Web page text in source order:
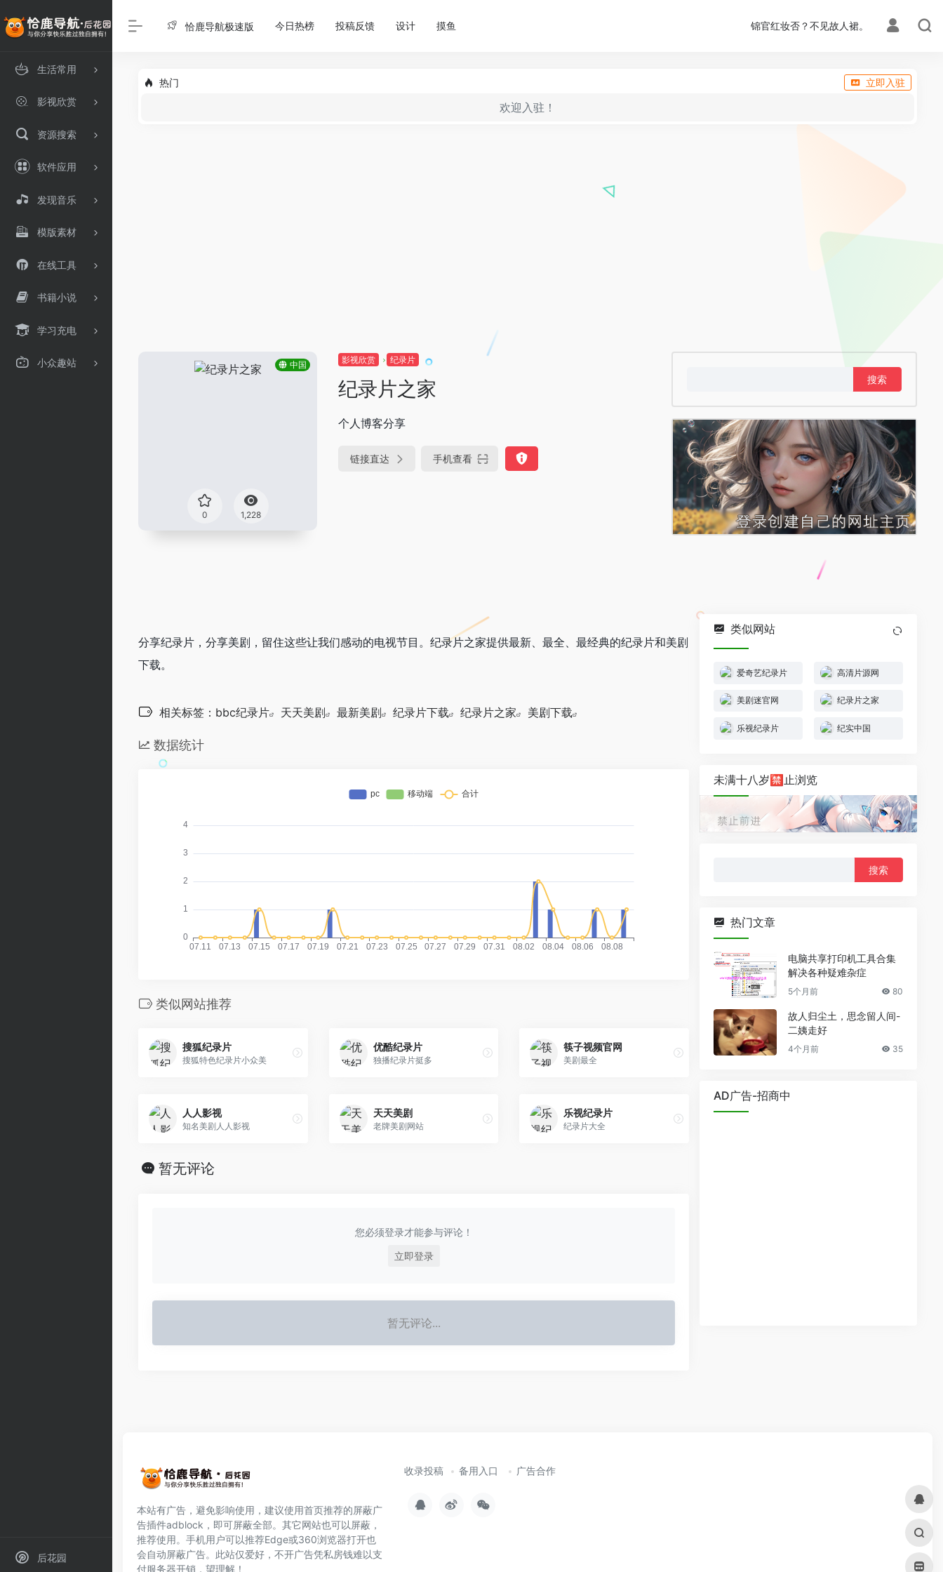
生活常用
影视欣赏
资源搜索
软件应用
发现音乐
模版素材
在线工具
书籍小说
学习充电
小众趣站
后花园
恰鹿导航极速版 今日热榜 投稿反馈 设计 摸鱼 锦官红妆否？不见故人裙。
热门 立即入驻
欢迎入驻！
中国
0 1,228
影视欣赏 纪录片
纪录片之家
个人博客分享
链接直达 手机查看
分享纪录片，分享美剧，留住这些让我们感动的电视节目。纪录片之家提供最新、最全、最经典的纪录片和美剧
下载。
相关标签： bbc纪录片 天天美剧 最新美剧 纪录片下载 纪录片之家 美剧下载
数据统计
类似网站推荐
搜狐纪录片
搜狐特色纪录片小众美
优酷纪录片
独播纪录片挺多
筷子视频官网
美剧最全
人人影视
知名美剧人人影视
天天美剧
老牌美剧网站
乐视纪录片
纪录片大全
暂无评论
您必须登录才能参与评论！
立即登录
暂无评论...
类似网站
爱奇艺纪录片 高清片源网
美剧迷官网 纪录片之家
乐视纪录片 纪实中国
未满十八岁🈲止浏览
热门文章
电脑共享打印机工具合集
解决各种疑难杂症
5个月前 80
故人归尘土，思念留人间-
二姨走好
4个月前 35
AD广告-招商中
本站有广告，避免影响使用，建议使用首页推荐的屏蔽广
告插件adblock ，即可屏蔽全部。其它网站也可以屏蔽，
推荐使用。手机用户可以推荐Edge或360浏览器打开也
会自动屏蔽广告。此站仅爱好，不开广告凭私房钱难以支
付服务器开销，望理解！
收录投稿 备用入口 广告合作